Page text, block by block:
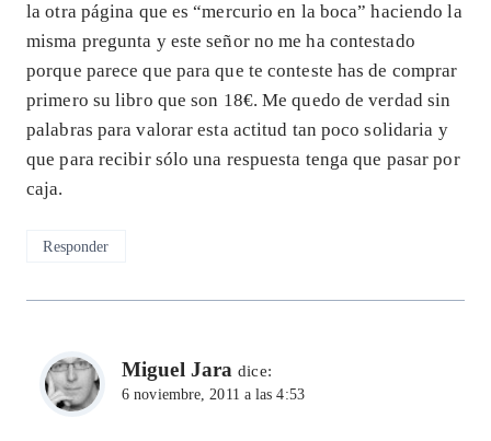
la otra página que es “mercurio en la boca” haciendo la
misma pregunta y este señor no me ha contestado
porque parece que para que te conteste has de comprar
primero su libro que son 18€. Me quedo de verdad sin
palabras para valorar esta actitud tan poco solidaria y
que para recibir sólo una respuesta tenga que pasar por
caja.
Responder
Miguel Jara dice:
6 noviembre, 2011 a las 4:53